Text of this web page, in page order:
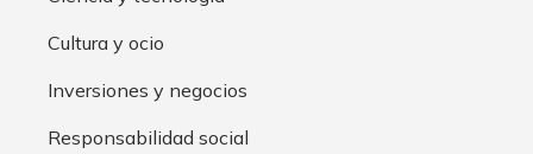
Cultura y ocio
Inversiones y negocios
Responsabilidad social